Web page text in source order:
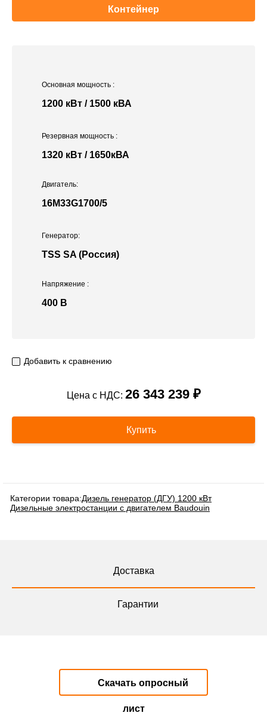
Контейнер
Основная мощность :
1200 кВт / 1500 кВА
Двигатель:
16M33G1700/5
Напряжение :
400 В
Резервная мощность :
1320 кВт / 1650кВА
Генератор:
TSS SA (Россия)
Добавить к сравнению
Цена с НДС: 26 343 239 ₽
Купить
Категории товара:Дизель генератор (ДГУ) 1200 кВт
Дизельные электростанции с двигателем Baudouin
Доставка
Гарантии
Скачать опросный
лист